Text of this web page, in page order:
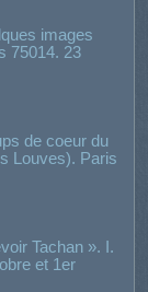
images
75014. 23
de coeur du
Louves). Paris
Tachan ». I.
et 1er